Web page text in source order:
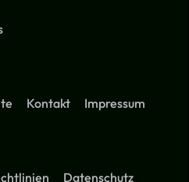
Kontakt Impressum
Datenschutz